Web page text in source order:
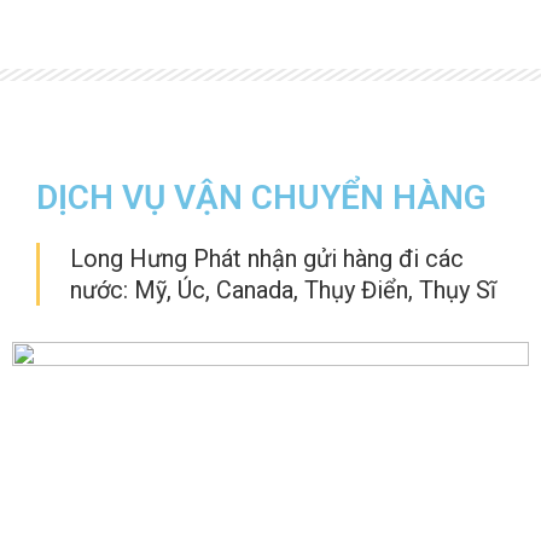
DỊCH VỤ VẬN CHUYỂN HÀNG
Long Hưng Phát nhận gửi hàng đi các
nước: Mỹ, Úc, Canada, Thụy Điển, Thụy Sĩ